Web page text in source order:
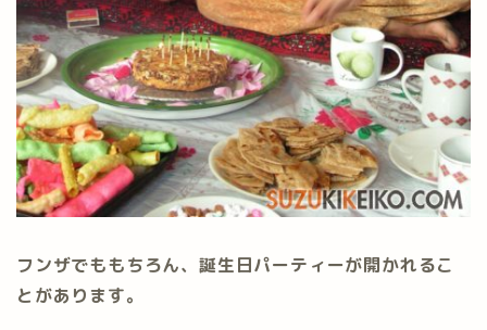
フンザでももちろん、誕生日パーティーが開かれるこ
とがあります。